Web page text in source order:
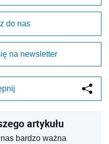
do nas
na newsletter
artykułu
bardzo ważna